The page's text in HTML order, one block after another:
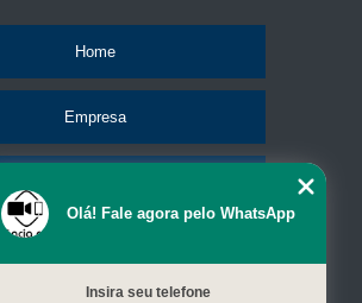
Home
Empresa
Olá! Fale agora pelo WhatsApp
Insira seu telefone